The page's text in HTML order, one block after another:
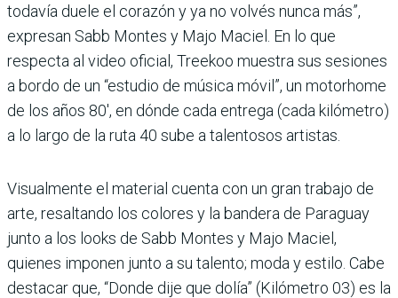
todavía duele el corazón y ya no volvés nunca más”,
expresan Sabb Montes y Majo Maciel. En lo que
respecta al video oficial, Treekoo muestra sus sesiones
a bordo de un “estudio de música móvil”, un motorhome
de los años 80′, en dónde cada entrega (cada kilómetro)
a lo largo de la ruta 40 sube a talentosos artistas.
Visualmente el material cuenta con un gran trabajo de
arte, resaltando los colores y la bandera de Paraguay
junto a los looks de Sabb Montes y Majo Maciel,
quienes imponen junto a su talento; moda y estilo. Cabe
destacar que, “Donde dije que dolía” (Kilómetro 03) es la